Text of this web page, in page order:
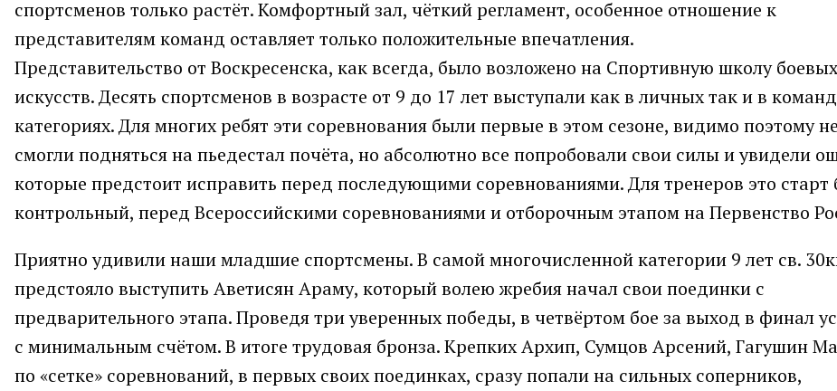
спортсменов только растёт. Комфортный зал, чёткий регламент, особенное отношение к
представителям команд оставляет только положительные впечатления.
Представительство от Воскресенска, как всегда, было возложено на Спортивную школу боевых
искусств. Десять спортсменов в возрасте от 9 до 17 лет выступали как в личных так и в
категориях. Для многих ребят эти соревнования были первые в этом сезоне, видимо поэтому
смогли подняться на пьедестал почёта, но абсолютно все попробовали свои силы и увидели
которые предстоит исправить перед последующими соревнованиями. Для тренеров это старт
контрольный, перед Всероссийскими соревнованиями и отборочным этапом на Первенство
Приятно удивили наши младшие спортсмены. В самой многочисленной категории 9 лет св.
предстояло выступить Аветисян Араму, который волею жребия начал свои поединки с
предварительного этапа. Проведя три уверенных победы, в четвёртом бое за выход в финал
с минимальным счётом. В итоге трудовая бронза. Крепких Архип, Сумцов Арсений, Гагушин
по «сетке» соревнований, в первых своих поединках, сразу попали на сильных соперников,